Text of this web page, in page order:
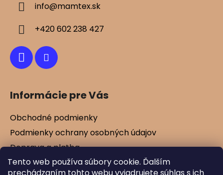
Tento web používa súbory cookie. Ďalším
info@mamtex.sk
+420 602 238 427
Informácie pre Vás
Obchodné podmienky
Podmienky ochrany osobných údajov
Doprava a platba
Kontakty